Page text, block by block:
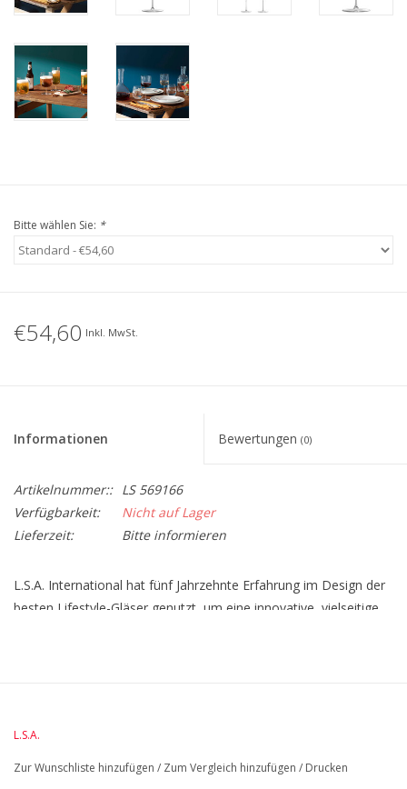
Bitte wählen Sie: *
€54,60 Inkl. MwSt.
Informationen Bewertungen (0)
Artikelnummer:: LS 569166
Verfügbarkeit:
Nicht auf Lager
Lieferzeit:
Bitte informieren
L.S.A. International hat fünf Jahrzehnte Erfahrung im Design der
besten Lifestyle-Gläser genutzt, um eine innovative, vielseitige
integriert. - L.S.A. Borough Glasballon 680 ml - 4er-Set -
Transparent - Durchmesser: 23,2 cm - Höhe: 20,3 cm -
L.S.A.
Zur Wunschliste hinzufügen / Zum Vergleich hinzufügen / Drucken